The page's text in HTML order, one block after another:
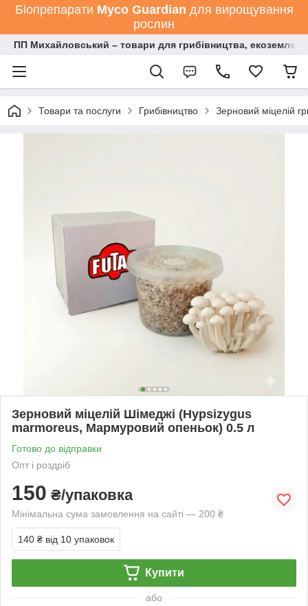
Біопрепарати Мyco Guardian для вирощування
рослин
ПП Михайловський – товари для грибівництва,
Товари та послуги Грибівництво Зерновий міцелій
Зерновий міцелій Шімеджі (Hypsizygus
marmoreus, Мармуровий опеньок) 0.5 л
Готово до відправки
Опт і роздріб
150 ₴/упаковка
Мінімальна сума замовлення на сайті — 200 ₴
140 ₴ від 10 упаковок
Купити
або